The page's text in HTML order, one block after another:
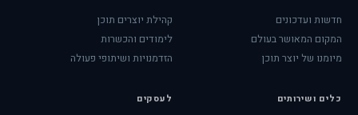
חדשות ועדכונים
המקום המאושר בעולם
מיומנו של יוצר תוכן
קהילת יוצרים תוכן
לימודים והכשרות
הזדמנויות ושיתופי פעולה
כלים ושירותים לעסקים